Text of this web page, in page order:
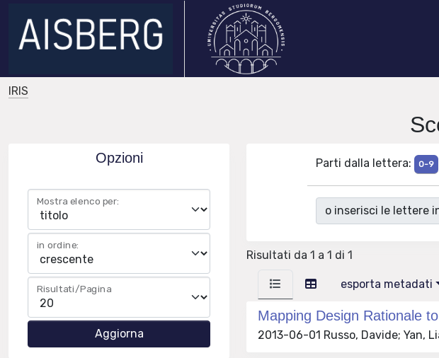
IRIS
Opzioni
Mostra elenco per:
in ordine:
Risultati/Pagina
Parti dalla lettera: 0-9
o inserisci le lettere
Risultati da 1 a 1 di 1
esporta metadati
Mapping Design Rationale
2013-06-01 Russo, Davide; Yan,